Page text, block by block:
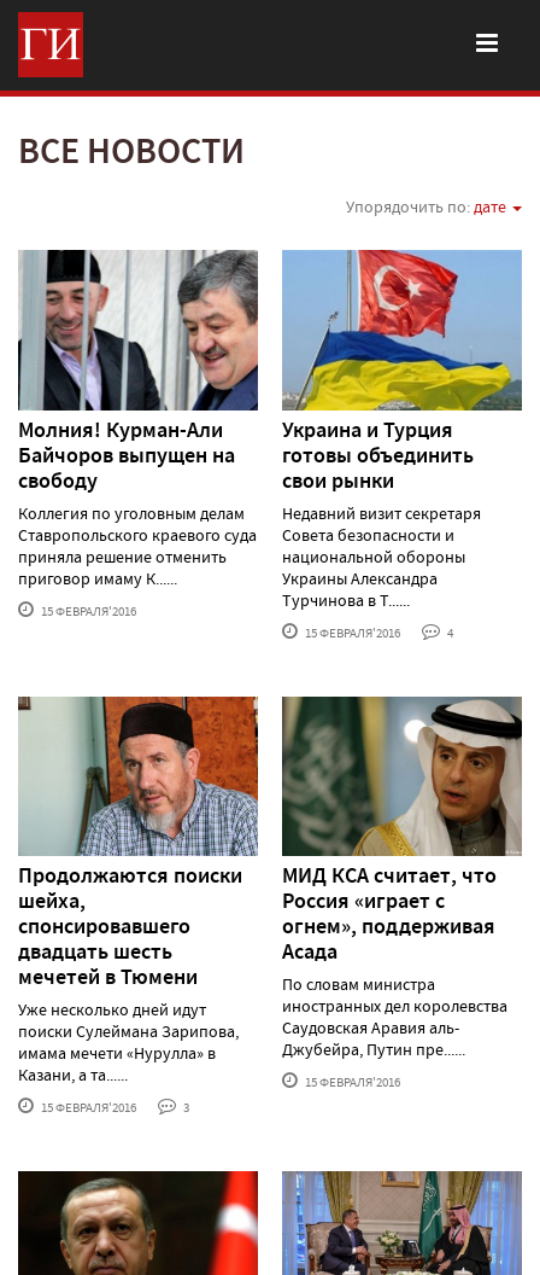
ВСЕ НОВОСТИ
Упорядочить по:дате
Молния! Курман-Али
Байчоров выпущен на
свободу
Коллегия по уголовным делам
Ставропольского краевого суда
приняла решение отменить
приговор имаму К......
15 ФЕВРАЛЯ'2016
Украина и Турция
готовы объединить
свои рынки
Недавний визит секретаря
Совета безопасности и
национальной обороны
Украины Александра
Турчинова в Т......
15 ФЕВРАЛЯ'2016 4
Продолжаются поиски
шейха,
спонсировавшего
двадцать шесть
мечетей в Тюмени
Уже несколько дней идут
поиски Сулеймана Зарипова,
имама мечети «Нурулла» в
Казани, а та......
15 ФЕВРАЛЯ'2016 3
МИД КСА считает, что
Россия «играет с
огнем», поддерживая
Асада
По словам министра
иностранных дел королевства
Саудовская Аравия аль-
Джубейра, Путин пре......
15 ФЕВРАЛЯ'2016